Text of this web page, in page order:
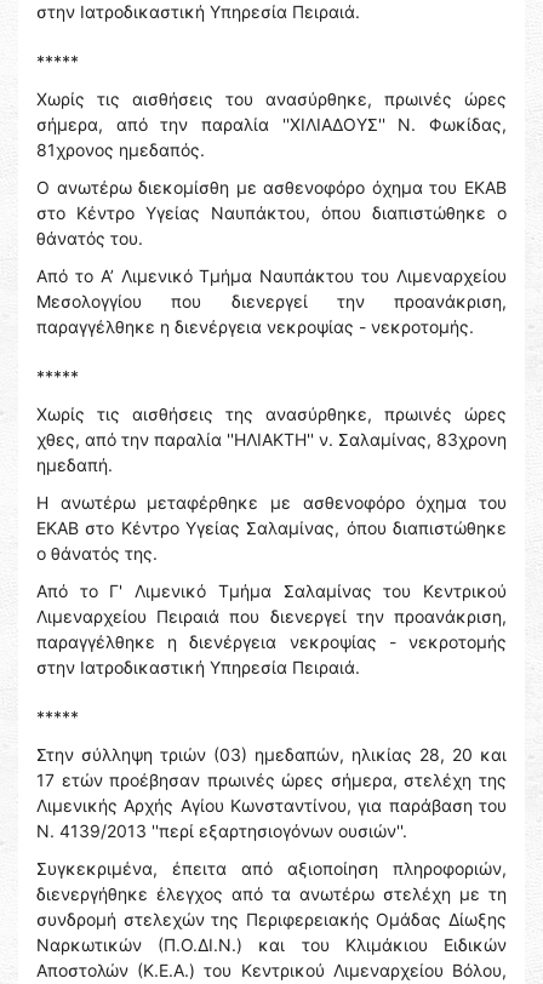
στην Ιατροδικαστική Υπηρεσία Πειραιά.
*****
Χωρίς τις αισθήσεις του ανασύρθηκε, πρωινές ώρες
σήμερα, από την παραλία ''ΧΙΛΙΑΔΟΥΣ'' Ν. Φωκίδας,
81χρονος ημεδαπός.
Ο ανωτέρω διεκομίσθη με ασθενοφόρο όχημα του ΕΚΑΒ
στο Κέντρο Υγείας Ναυπάκτου, όπου διαπιστώθηκε ο
θάνατός του.
Από το Α’ Λιμενικό Τμήμα Ναυπάκτου του Λιμεναρχείου
Μεσολογγίου που διενεργεί την προανάκριση,
παραγγέλθηκε η διενέργεια νεκροψίας - νεκροτομής.
*****
Χωρίς τις αισθήσεις της ανασύρθηκε, πρωινές ώρες
χθες, από την παραλία ''ΗΛΙΑΚΤΗ'' ν. Σαλαμίνας, 83χρονη
ημεδαπή.
Η ανωτέρω μεταφέρθηκε με ασθενοφόρο όχημα του
ΕΚΑΒ στο Κέντρο Υγείας Σαλαμίνας, όπου διαπιστώθηκε
ο θάνατός της.
Από το Γ' Λιμενικό Τμήμα Σαλαμίνας του Κεντρικού
Λιμεναρχείου Πειραιά που διενεργεί την προανάκριση,
παραγγέλθηκε η διενέργεια νεκροψίας - νεκροτομής
στην Ιατροδικαστική Υπηρεσία Πειραιά.
*****
Στην σύλληψη τριών (03) ημεδαπών, ηλικίας 28, 20 και
17 ετών προέβησαν πρωινές ώρες σήμερα, στελέχη της
Λιμενικής Αρχής Αγίου Κωνσταντίνου, για παράβαση του
Ν. 4139/2013 ''περί εξαρτησιογόνων ουσιών''.
Συγκεκριμένα, έπειτα από αξιοποίηση πληροφοριών,
διενεργήθηκε έλεγχος από τα ανωτέρω στελέχη με τη
συνδρομή στελεχών της Περιφερειακής Ομάδας Δίωξης
Ναρκωτικών (Π.Ο.ΔΙ.Ν.) και του Κλιμάκιου Ειδικών
Αποστολών (Κ.Ε.Α.) του Κεντρικού Λιμεναρχείου Βόλου,